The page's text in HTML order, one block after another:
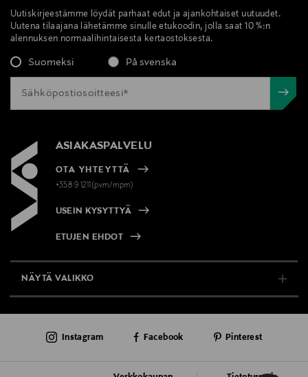
Uutiskirjeestämme löydät parhaat edut ja ajankohtaiset uutuudet.
Uutena tilaajana lähetämme sinulle etukoodin, jolla saat 10 %:n
alennuksen normaalihintaisesta kertaostoksesta.
Suomeksi På svenska
ASIAKASPALVELU
OTA YHTEYTTÄ
+358 9 1211(pvm/mpm)
USEIN KYSYTTYÄ
ETUJEN EHDOT
NÄYTÄ VALIKKO
AJANKOHTAISTA
Instagram Facebook Pinterest